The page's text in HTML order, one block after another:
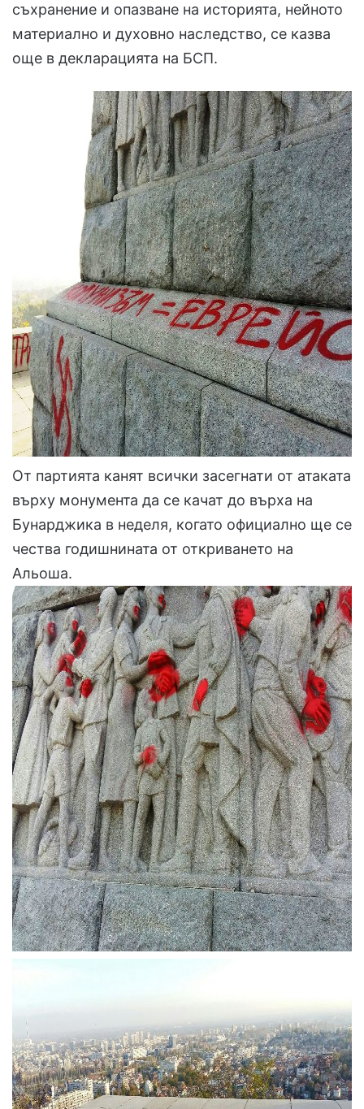
съхранение и опазване на историята, нейното
материално и духовно наследство, се казва
още в декларацията на БСП.
От партията канят всички засегнати от атаката
върху монумента да се качат до върха на
Бунарджика в неделя, когато официално ще се
чества годишнината от откриването на
Альоша.